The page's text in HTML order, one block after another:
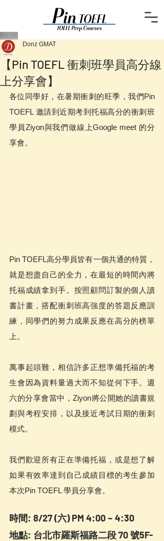
【Pin TOEFL 衝刺班學員高分線
上分享會】
Donz GMAT
各位同學好，在暑期衝刺的旺季，我們Pin
TOEFL 邀請到近期考到托福高分的衝刺班
學員Ziyon與我們做線上Google meet 的分
享會。
Pin TOEFL高分學員皆有一個共通的特質，
就是想盡自己的全力，在最短的時間內將
托福成績拿到手。按照顧問訂製的個人讀
書計畫，搭配衝刺班高強度的答題反應訓
練，同學們的努力成果反應在高分的榜單
上。
萬事起頭難，相信許多正想準備托福的考
生會因為資料量過大而不知從何下手。週
六的分享會當中，Ziyon將公開她的讀書規
劃與考程安排，以及接近考試日期的衝刺
模式。
我們歡迎所有正在準備托福，或是想了解
如果有效率達到自己成績目標的考生參加
本次Pin TOEFL 學員分享會。
時間: 8/27 (六) PM 4:00 ~ 4:30
地點: 台北市羅斯福路二段 70 號5F-